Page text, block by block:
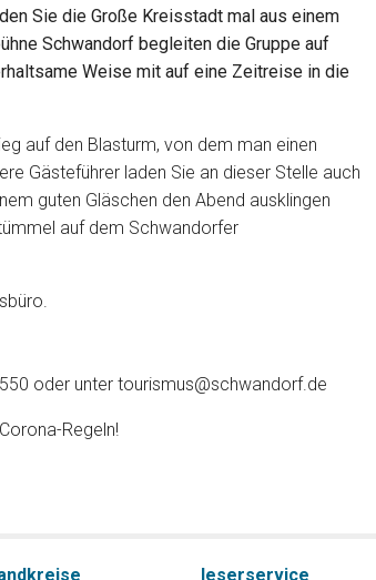
Sie die Große Kreisstadt mal aus einem
Schwandorf begleiten die Gruppe auf
Weise mit auf eine Zeitreise in die
auf den Blasturm, von dem man einen
Gästeführer laden Sie an dieser Stelle auch
guten Gläschen den Abend ausklingen
auf dem Schwandorfer
oder unter tourismus@schwandorf.de
Regeln!
leserservice